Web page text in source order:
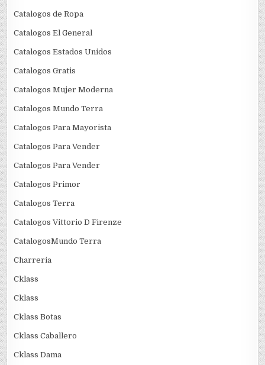
Catalogos de Ropa
Catalogos El General
Catalogos Estados Unidos
Catalogos Gratis
Catalogos Mujer Moderna
Catalogos Mundo Terra
Catalogos Para Mayorista
Catalogos Para Vender
Catalogos Para Vender
Catalogos Primor
Catalogos Terra
Catalogos Vittorio D Firenze
CatalogosMundo Terra
Charreria
Cklass
Cklass
Cklass Botas
Cklass Caballero
Cklass Dama